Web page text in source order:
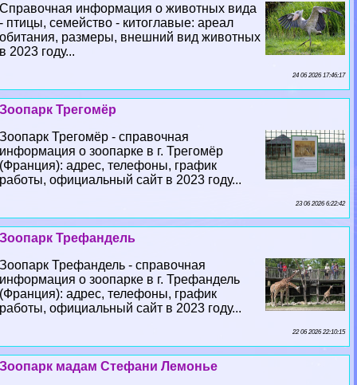
Справочная информация о животных вида
- птицы, семейство - китоглавые: ареал
обитания, размеры, внешний вид животных
в 2023 году...
24 06 2026 17:46:17
Зоопарк Трегомёр
Зоопарк Трегомёр - справочная
информация о зоопарке в г. Трегомёр
(Франция): адрес, телефоны, график
работы, официальный сайт в 2023 году...
23 06 2026 6:22:42
Зоопарк Трефандель
Зоопарк Трефандель - справочная
информация о зоопарке в г. Трефандель
(Франция): адрес, телефоны, график
работы, официальный сайт в 2023 году...
22 06 2026 22:10:15
Зоопарк мадам Стефани Лемонье